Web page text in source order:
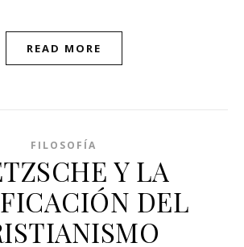
READ MORE
FILOSOFÍA
Y LA
DEL